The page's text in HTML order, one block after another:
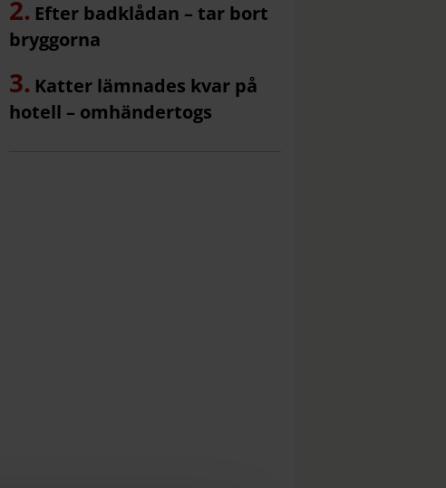
Efter badklådan – tar bort
bryggorna
Katter lämnades kvar på
hotell – omhändertogs